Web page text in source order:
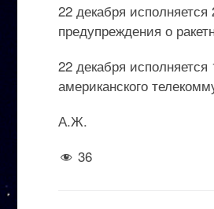
22 декабря
предупреждения о
22 декабря
американского
А.Ж.
36